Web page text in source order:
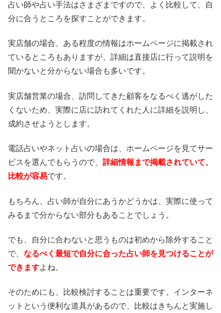
占い師や占い手法はさまざまですので、よく比較して、自
分に合うところを探すことができます。
実店舗の場合、ある程度の情報はホームページに掲載され
ているところもありますが、詳細は直接店に行って説明を
聞かないと分からない場合も多いです。
実店舗営業の場合、訪問してきた顧客をなるべく逃がした
くないため、実際に店に訪れてくれた人に詳細を説明し、
成約させようとします。
電話占いやネット占いの場合は、ホームページを見てサー
ビスを選んでもらうので、 詳細情報まで掲載されていて、
比較が容易です。
もちろん、占い師が自分にあうかどうかは、実際に使って
みるまで分からない部分もあることでしょう。
でも、自分に合わないと思うものは初めから除外すること
で、 なるべく最短で自分に合った占い師を見つけることが
できますよね。
そのためにも、比較検討することは重要です。インターネ
ットという便利な道具があるので、比較はきちんと実施し